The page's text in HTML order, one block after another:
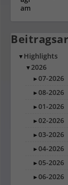
▼ Highlights
▼2026
►07-2026
►08-2026
►01-2026
►02-2026
►03-2026
►04-2026
►05-2026
►06-2026